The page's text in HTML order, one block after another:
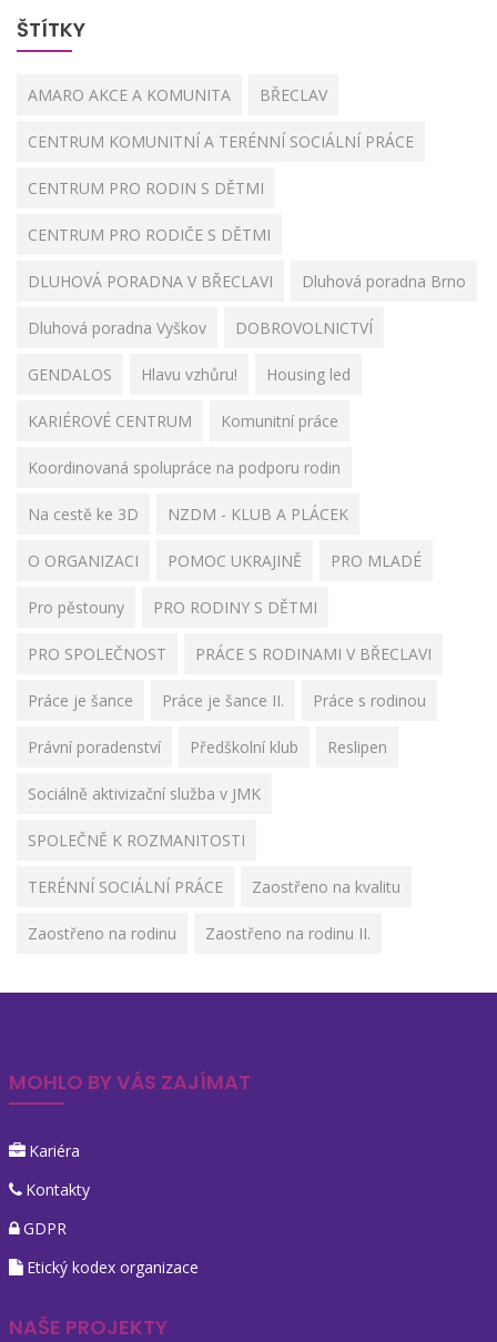
ŠTÍTKY
AMARO AKCE A KOMUNITA BŘECLAV
CENTRUM KOMUNITNÍ A TERÉNNÍ SOCIÁLNÍ PRÁCE
CENTRUM PRO RODIN S DĚTMI
CENTRUM PRO RODIČE S DĚTMI
DLUHOVÁ PORADNA V BŘECLAVI Dluhová poradna Brno
Dluhová poradna Vyškov DOBROVOLNICTVÍ
GENDALOS Hlavu vzhůru! Housing led
KARIÉROVÉ CENTRUM Komunitní práce
Koordinovaná spolupráce na podporu rodin
Na cestě ke 3D NZDM - KLUB A PLÁCEK
O ORGANIZACI POMOC UKRAJINĚ PRO MLADÉ
Pro pěstouny PRO RODINY S DĚTMI
PRO SPOLEČNOST PRÁCE S RODINAMI V BŘECLAVI
Práce je šance Práce je šance II. Práce s rodinou
Právní poradenství Předškolní klub Reslipen
Sociálně aktivizační služba v JMK
SPOLEČNĚ K ROZMANITOSTI
TERÉNNÍ SOCIÁLNÍ PRÁCE Zaostřeno na kvalitu
Zaostřeno na rodinu Zaostřeno na rodinu II.
MOHLO BY VÁS ZAJÍMAT
Kariéra
Kontakty
GDPR
Etický kodex organizace
NAŠE PROJEKTY